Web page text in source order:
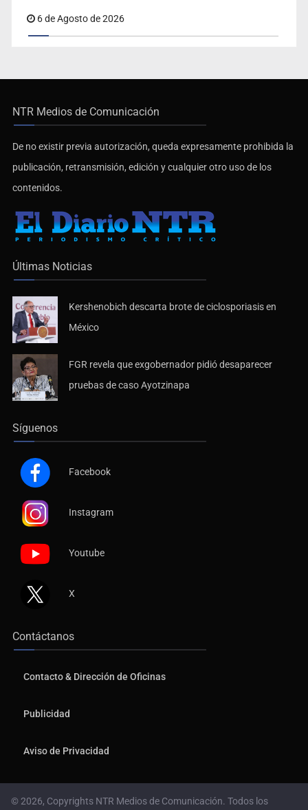
6 de Agosto de 2026
NTR Medios de Comunicación
De no existir previa autorización, queda expresamente prohibida la
publicación, retransmisión, edición y cualquier otro uso de los
contenidos.
Últimas Noticias
Kershenobich descarta brote de ciclosporiasis en
México
FGR revela que exgobernador pidió desaparecer
pruebas de caso Ayotzinapa
Síguenos
Facebook
Instagram
Youtube
X
Contáctanos
Contacto & Dirección de Oficinas
Publicidad
Aviso de Privacidad
© 2026, Copyrights NTR Medios de Comunicación. Todos los